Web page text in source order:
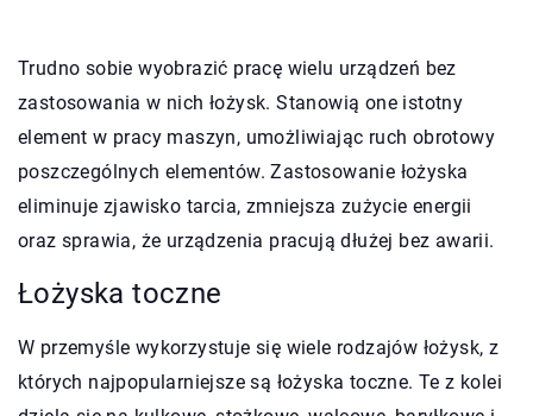
Trudno sobie wyobrazić pracę wielu urządzeń bez
zastosowania w nich łożysk. Stanowią one istotny
element w pracy maszyn, umożliwiając ruch obrotowy
poszczególnych elementów. Zastosowanie łożyska
eliminuje zjawisko tarcia, zmniejsza zużycie energii
oraz sprawia, że urządzenia pracują dłużej bez awarii.
Łożyska toczne
W przemyśle wykorzystuje się wiele rodzajów łożysk, z
których najpopularniejsze są łożyska toczne. Te z kolei